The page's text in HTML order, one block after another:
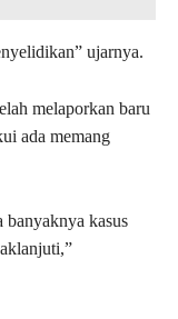
ujarnya.
melaporkan baru
ada memang
banyaknya kasus